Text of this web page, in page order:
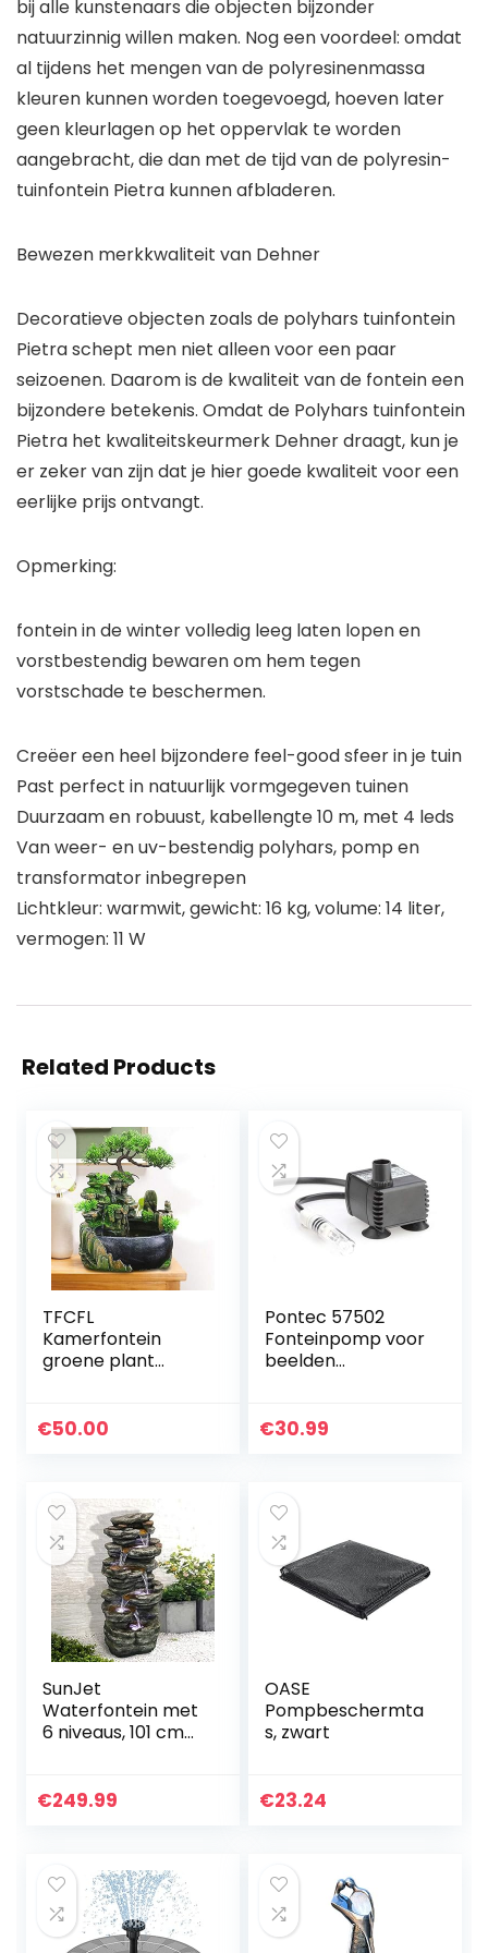
bij alle kunstenaars die objecten bijzonder
natuurzinnig willen maken. Nog een voordeel: omdat
al tijdens het mengen van de polyresinenmassa
kleuren kunnen worden toegevoegd, hoeven later
geen kleurlagen op het oppervlak te worden
aangebracht, die dan met de tijd van de polyresin-
tuinfontein Pietra kunnen afbladeren.
Bewezen merkkwaliteit van Dehner
Decoratieve objecten zoals de polyhars tuinfontein
Pietra schept men niet alleen voor een paar
seizoenen. Daarom is de kwaliteit van de fontein een
bijzondere betekenis. Omdat de Polyhars tuinfontein
Pietra het kwaliteitskeurmerk Dehner draagt, kun je
er zeker van zijn dat je hier goede kwaliteit voor een
eerlijke prijs ontvangt.
Opmerking:
fontein in de winter volledig leeg laten lopen en
vorstbestendig bewaren om hem tegen
vorstschade te beschermen.
Creëer een heel bijzondere feel-good sfeer in je tuin
Past perfect in natuurlijk vormgegeven tuinen
Duurzaam en robuust, kabellengte 10 m, met 4 leds
Van weer- en uv-bestendig polyhars, pomp en
transformator inbegrepen
Lichtkleur: warmwit, gewicht: 16 kg, volume: 14 liter,
vermogen: 11 W
Related Products
TFCFL
Kamerfontein
groene plant
verlichting outdoor
€50.00
Pontec 57502
Fonteinpomp voor
beelden
fonteinpomp voor
€30.99
SunJet
Waterfontein met
6 niveaus, 101 cm
waterval met
€249.99
OASE
Pompbeschermta
s, zwart
€23.24